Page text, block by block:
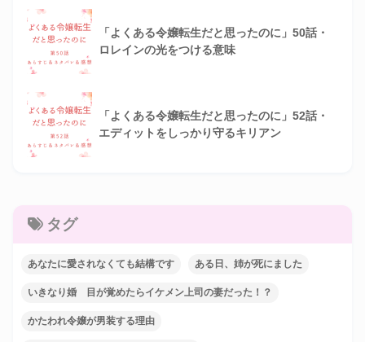
「よくある令嬢転生だと思ったのに」50話・
ロレインの光をつける意味
「よくある令嬢転生だと思ったのに」52話・
エディットをしっかり守るキリアン
タグ
あなたに愛されなくても結構です ある日、姉が死にました
いきなり婚 目が覚めたらイケメン上司の妻だった！？
かたわれ令嬢が男装する理由